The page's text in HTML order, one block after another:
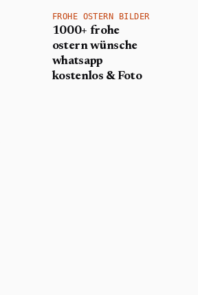
FROHE OSTERN BILDER
1000+ frohe
ostern wünsche
whatsapp
kostenlos & Foto